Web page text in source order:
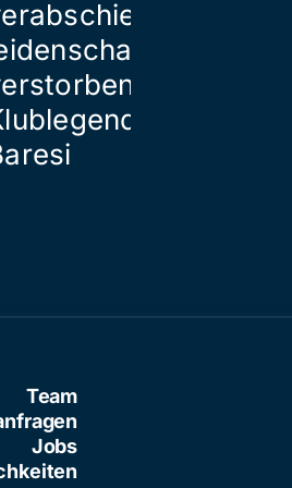
sich
von
Franco
Team
Jobs